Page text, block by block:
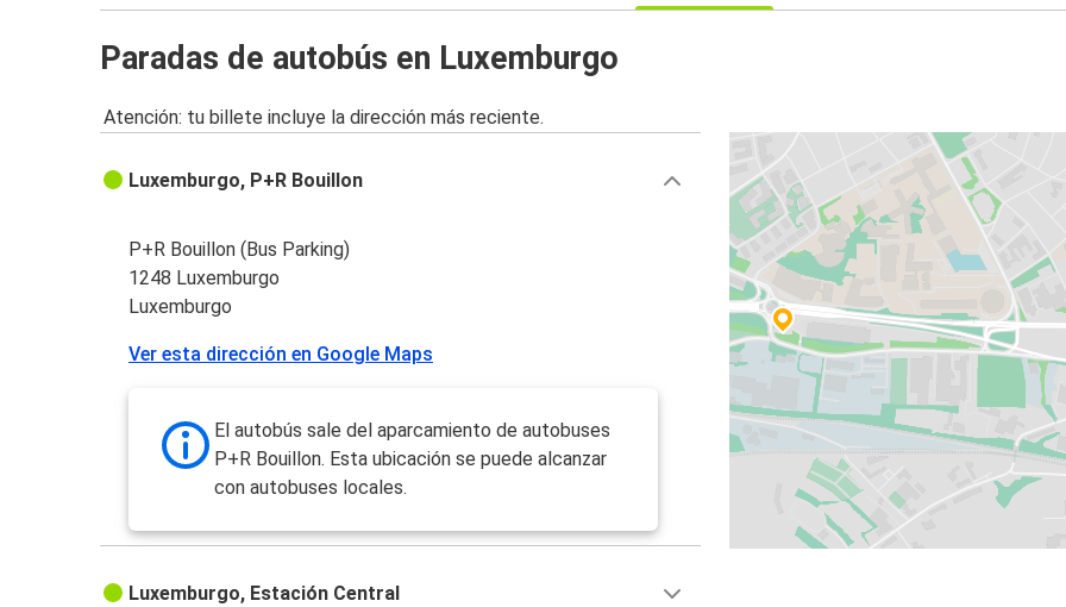
Paradas de autobús en Luxemburgo
Atención: tu billete incluye la dirección más reciente.
Luxemburgo, P+R Bouillon
P+R Bouillon (Bus Parking)
1248 Luxemburgo
Luxemburgo
Ver esta dirección en Google Maps
El autobús sale del aparcamiento de autobuses
P+R Bouillon. Esta ubicación se puede alcanzar
con autobuses locales.
Luxemburgo, Estación Central